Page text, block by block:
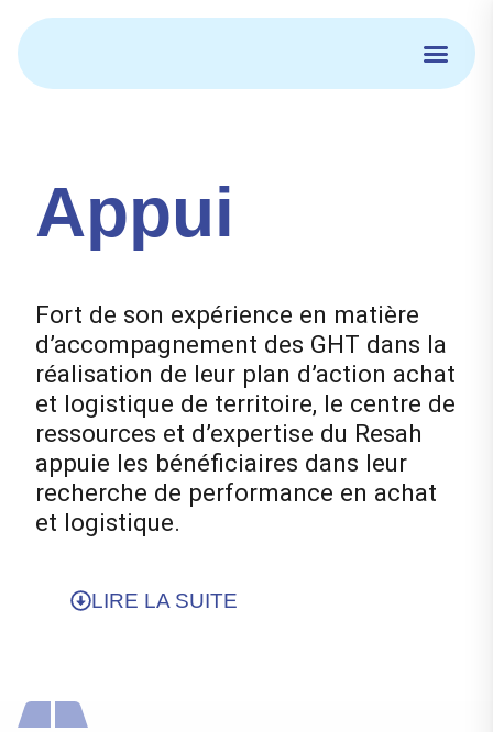
contenu
Appui
Fort de son expérience en matière
d’accompagnement des GHT dans la
réalisation de leur plan d’action achat
et logistique de territoire, le centre de
ressources et d’expertise du Resah
appuie les bénéficiaires dans leur
recherche de performance en achat
et logistique.
LIRE LA SUITE